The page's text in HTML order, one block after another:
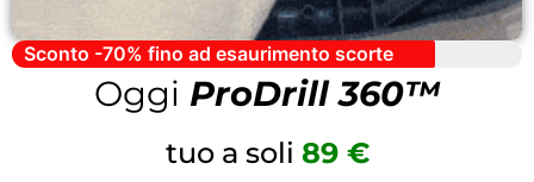
Sconto -70% fino ad esaurimento scorte
Oggi ProDrill 360™
tuo a soli 89 €